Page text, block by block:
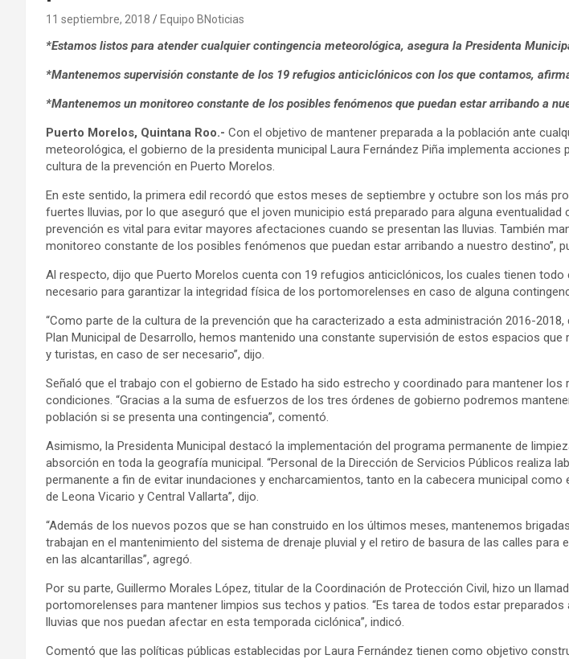
11 septiembre, 2018 Equipo BNoticias
*Estamos listos para atender cualquier contingencia meteorológica, asegura la Presidenta
*Mantenemos supervisión constante de los 19 refugios anticiclónicos con los que contamos,
*Mantenemos un monitoreo constante de los posibles fenómenos que puedan estar arribando a
Puerto Morelos, Quintana Roo.- Con el objetivo de mantener preparada a la población ante
meteorológica, el gobierno de la presidenta municipal Laura Fernández Piña implementa acciones
cultura de la prevención en Puerto Morelos.
En este sentido, la primera edil recordó que estos meses de septiembre y octubre son los más
fuertes lluvias, por lo que aseguró que el joven municipio está preparado para alguna eventualidad
prevención es vital para evitar mayores afectaciones cuando se presentan las lluvias. También
monitoreo constante de los posibles fenómenos que puedan estar arribando a nuestro destino”,
Al respecto, dijo que Puerto Morelos cuenta con 19 refugios anticiclónicos, los cuales tienen todo
necesario para garantizar la integridad física de los portomorelenses en caso de alguna
“Como parte de la cultura de la prevención que ha caracterizado a esta administración 2016-
Plan Municipal de Desarrollo, hemos mantenido una constante supervisión de estos espacios que
y turistas, en caso de ser necesario”, dijo.
Señaló que el trabajo con el gobierno de Estado ha sido estrecho y coordinado para mantener
condiciones. “Gracias a la suma de esfuerzos de los tres órdenes de gobierno podremos
población si se presenta una contingencia”, comentó.
Asimismo, la Presidenta Municipal destacó la implementación del programa permanente de
absorción en toda la geografía municipal. “Personal de la Dirección de Servicios Públicos realiza
permanente a fin de evitar inundaciones y encharcamientos, tanto en la cabecera municipal como
de Leona Vicario y Central Vallarta”, dijo.
“Además de los nuevos pozos que se han construido en los últimos meses, mantenemos
trabajan en el mantenimiento del sistema de drenaje pluvial y el retiro de basura de las calles para
en las alcantarillas”, agregó.
Por su parte, Guillermo Morales López, titular de la Coordinación de Protección Civil, hizo un
portomorelenses para mantener limpios sus techos y patios. “Es tarea de todos estar preparados
lluvias que nos puedan afectar en esta temporada ciclónica”, indicó.
Comentó que las políticas públicas establecidas por Laura Fernández tienen como objetivo